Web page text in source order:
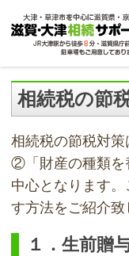
相続税の節
相続税の節税対
②「財産の種類を
中心となります
す方法をご紹介致
１．生前贈